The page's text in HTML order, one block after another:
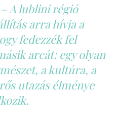
A lublini régió
arra hívja a
fedezzék fel
arcát: egy olyan
a kultúra, a
utazás élménye